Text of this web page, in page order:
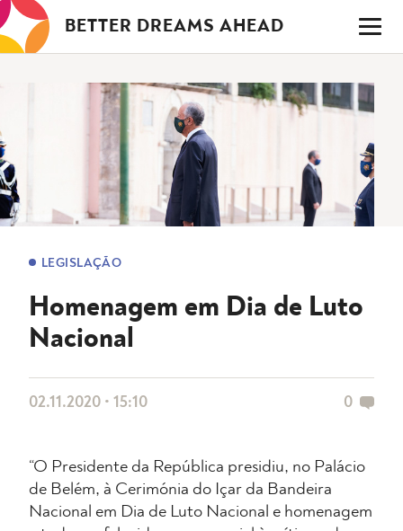
Saltar
para
o
BETTER DREAMS AHEAD
LEGISLAÇÃO
Homenagem em Dia de Luto
Nacional
02.11.2020 • 15:10 0
“O Presidente da República presidiu, no Palácio
de Belém, à Cerimónia do Içar da Bandeira
Nacional em Dia de Luto Nacional e homenagem